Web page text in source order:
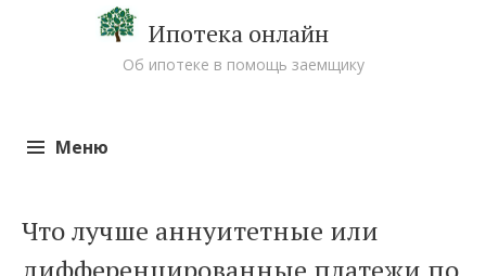
Ипотека онлайн
Об ипотеке в помощь заемщику
Меню
Что лучше аннуитетные или